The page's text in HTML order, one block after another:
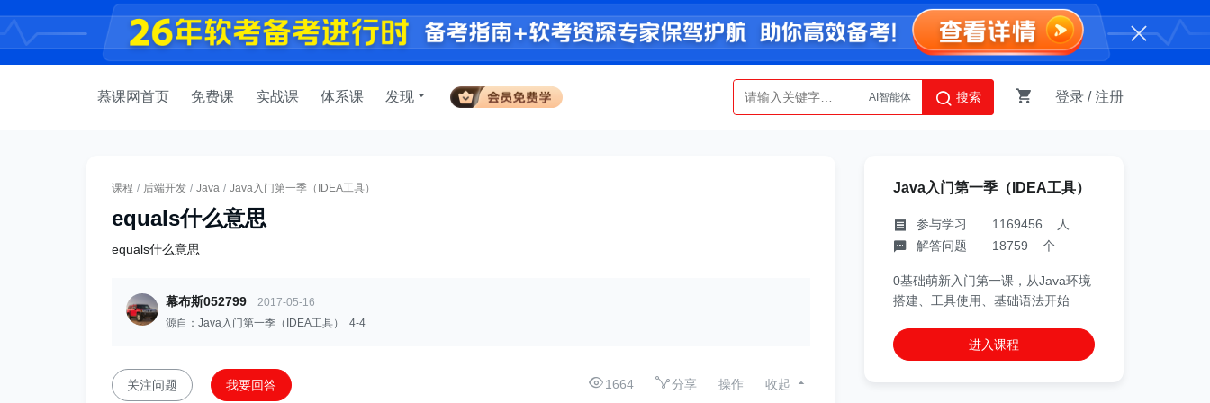
慕课网首页 免费课 实战课 体系课 发现
AI智能体
Python
搜索 登录 /注册
课程 / 后端开发 / Java / Java入门第一季（IDEA工具）
equals什么意思
equals什么意思
幕布斯052799
2017-05-16
源自：Java入门第一季（IDEA工具） 4-4
关注问题 我要回答 1664 分享 操作 收起
Java入门第一季（IDEA工具）
参与学习 1169456 人
解答问题 18759 个
0基础萌新入门第一课，从Java环境
搭建、工具使用、基础语法开始
进入课程